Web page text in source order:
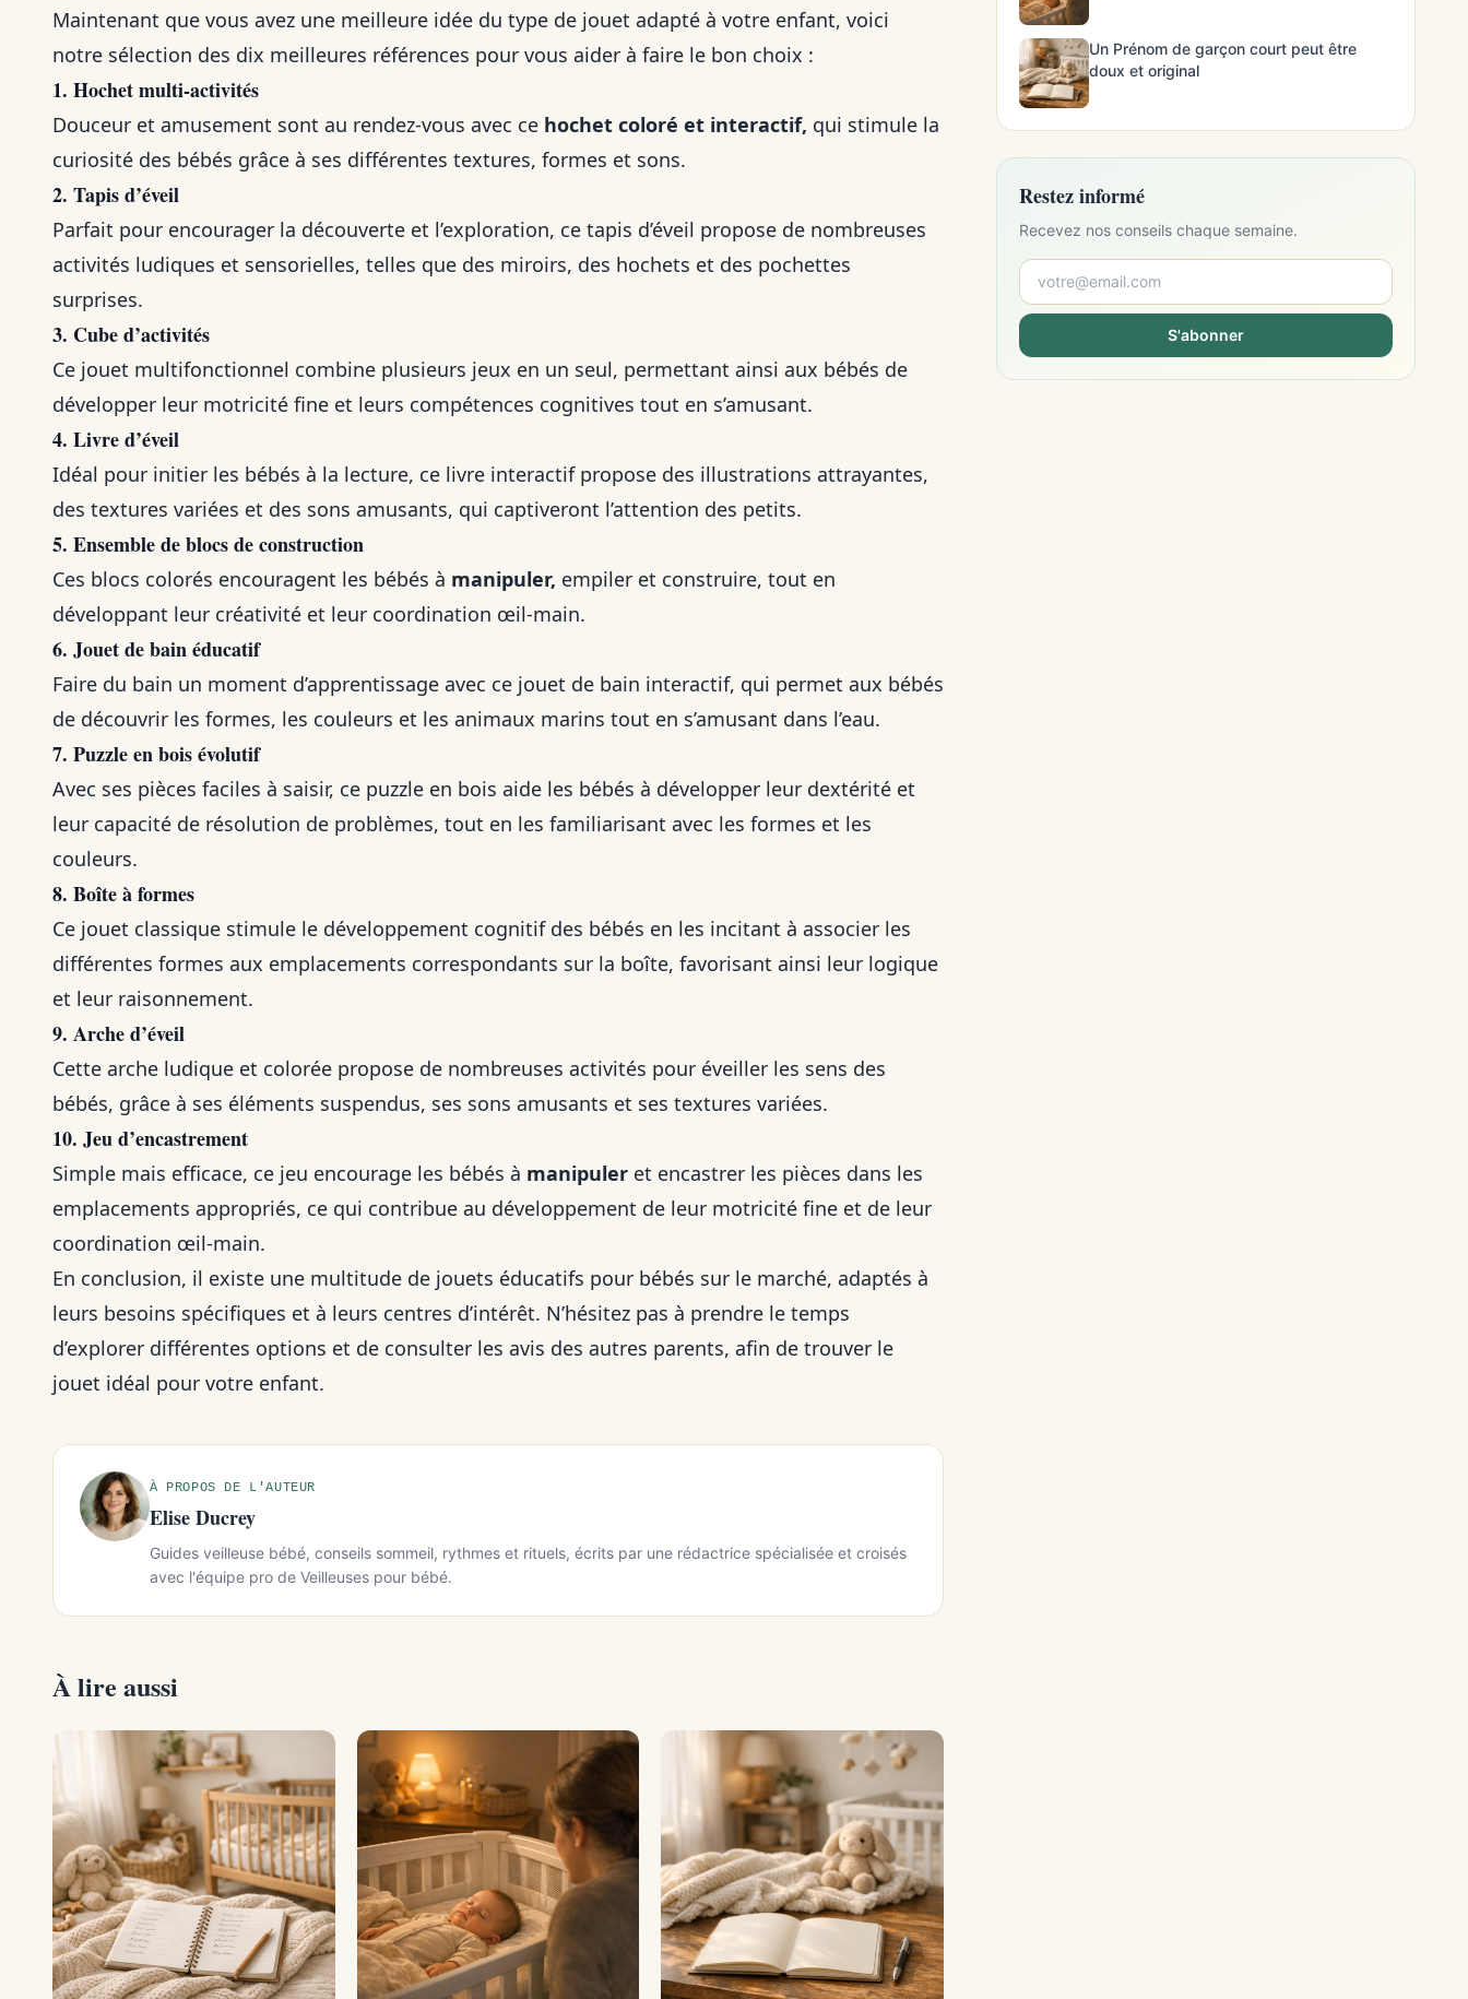
Maintenant que vous avez une meilleure idée du type de jouet adapté à votre enfant, voici
notre sélection des dix meilleures références pour vous aider à faire le bon choix :
1. Hochet multi-activités
Douceur et amusement sont au rendez-vous avec ce hochet coloré et interactif, qui stimule la
curiosité des bébés grâce à ses différentes textures, formes et sons.
2. Tapis d’éveil
Parfait pour encourager la découverte et l’exploration, ce tapis d’éveil propose de nombreuses
activités ludiques et sensorielles, telles que des miroirs, des hochets et des pochettes
surprises.
3. Cube d’activités
Ce jouet multifonctionnel combine plusieurs jeux en un seul, permettant ainsi aux bébés de
développer leur motricité fine et leurs compétences cognitives tout en s’amusant.
4. Livre d’éveil
Idéal pour initier les bébés à la lecture, ce livre interactif propose des illustrations attrayantes,
des textures variées et des sons amusants, qui captiveront l’attention des petits.
5. Ensemble de blocs de construction
Ces blocs colorés encouragent les bébés à manipuler, empiler et construire, tout en
développant leur créativité et leur coordination œil-main.
6. Jouet de bain éducatif
Faire du bain un moment d’apprentissage avec ce jouet de bain interactif, qui permet aux bébés
de découvrir les formes, les couleurs et les animaux marins tout en s’amusant dans l’eau.
7. Puzzle en bois évolutif
Avec ses pièces faciles à saisir, ce puzzle en bois aide les bébés à développer leur dextérité et
leur capacité de résolution de problèmes, tout en les familiarisant avec les formes et les
couleurs.
8. Boîte à formes
Ce jouet classique stimule le développement cognitif des bébés en les incitant à associer les
différentes formes aux emplacements correspondants sur la boîte, favorisant ainsi leur logique
et leur raisonnement.
9. Arche d’éveil
Cette arche ludique et colorée propose de nombreuses activités pour éveiller les sens des
bébés, grâce à ses éléments suspendus, ses sons amusants et ses textures variées.
10. Jeu d’encastrement
Simple mais efficace, ce jeu encourage les bébés à manipuler et encastrer les pièces dans les
emplacements appropriés, ce qui contribue au développement de leur motricité fine et de leur
coordination œil-main.
En conclusion, il existe une multitude de jouets éducatifs pour bébés sur le marché, adaptés à
leurs besoins spécifiques et à leurs centres d’intérêt. N’hésitez pas à prendre le temps
d’explorer différentes options et de consulter les avis des autres parents, afin de trouver le
jouet idéal pour votre enfant.
À PROPOS DE L'AUTEUR
Elise Ducrey
Guides veilleuse bébé, conseils sommeil, rythmes et rituels, écrits par une rédactrice spécialisée et croisés
avec l'équipe pro de Veilleuses pour bébé.
À lire aussi
Un Prénom de garçon court peut être
doux et original
Restez informé
Recevez nos conseils chaque semaine.
S'abonner